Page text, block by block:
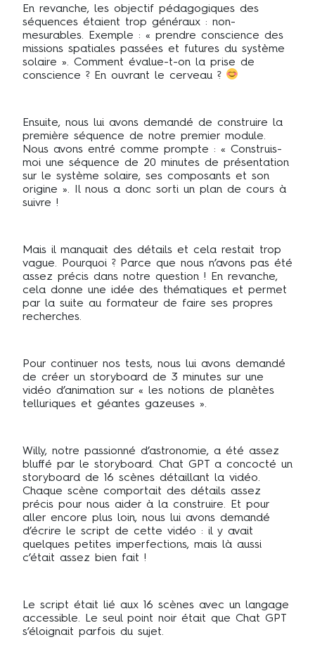
En revanche, les objectif pédagogiques des
séquences étaient trop généraux : non-
mesurables. Exemple : « prendre conscience des
missions spatiales passées et futures du système
solaire ». Comment évalue-t-on la prise de
conscience ? En ouvrant le cerveau ?
Ensuite, nous lui avons demandé de construire la
première séquence de notre premier module.
Nous avons entré comme prompte : « Construis-
moi une séquence de 20 minutes de présentation
sur le système solaire, ses composants et son
origine ». Il nous a donc sorti un plan de cours à
suivre !
Mais il manquait des détails et cela restait trop
vague. Pourquoi ? Parce que nous n’avons pas été
assez précis dans notre question ! En revanche,
cela donne une idée des thématiques et permet
par la suite au formateur de faire ses propres
recherches.
Pour continuer nos tests, nous lui avons demandé
de créer un storyboard de 3 minutes sur une
vidéo d’animation sur « les notions de planètes
telluriques et géantes gazeuses ».
Willy, notre passionné d’astronomie, a été assez
bluffé par le storyboard. Chat GPT a concocté un
storyboard de 16 scènes détaillant la vidéo.
Chaque scène comportait des détails assez
précis pour nous aider à la construire. Et pour
aller encore plus loin, nous lui avons demandé
d’écrire le script de cette vidéo : il y avait
quelques petites imperfections, mais là aussi
c’était assez bien fait !
Le script était lié aux 16 scènes avec un langage
accessible. Le seul point noir était que Chat GPT
s’éloignait parfois du sujet.